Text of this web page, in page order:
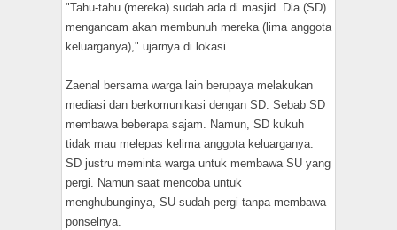
"Tahu-tahu (mereka) sudah ada di masjid. Dia (SD)
mengancam akan membunuh mereka (lima anggota
keluarganya)," ujarnya di lokasi.
Zaenal bersama warga lain berupaya melakukan
mediasi dan berkomunikasi dengan SD. Sebab SD
membawa beberapa sajam. Namun, SD kukuh
tidak mau melepas kelima anggota keluarganya.
SD justru meminta warga untuk membawa SU yang
pergi. Namun saat mencoba untuk
menghubunginya, SU sudah pergi tanpa membawa
ponselnya.